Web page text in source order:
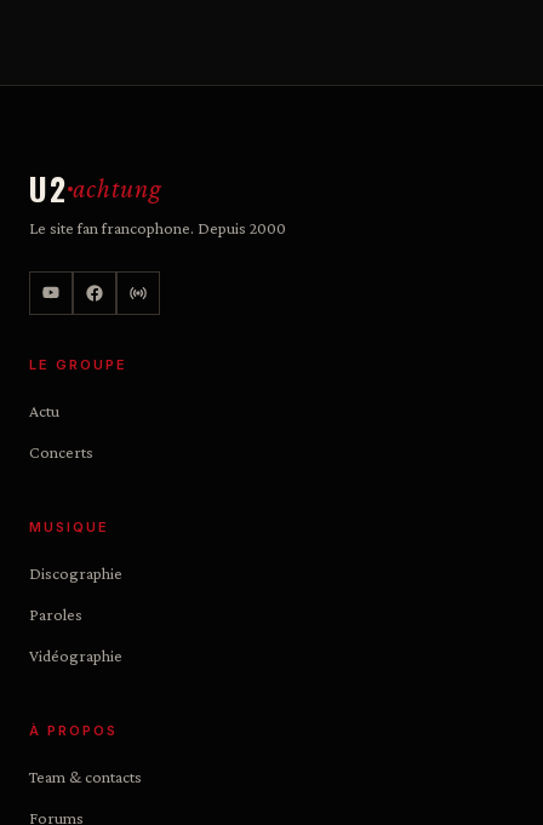
U2 achtung
Le site fan francophone. Depuis 2000
LE GROUPE
Actu
Concerts
MUSIQUE
Discographie
Paroles
Vidéographie
À PROPOS
Team & contacts
Forums